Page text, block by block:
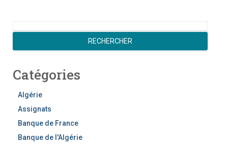
c
e
RECHERCHER
Catégories
Algérie
Assignats
Banque de France
Banque de l'Algérie